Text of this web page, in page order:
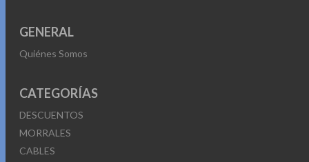
GENERAL
Quiénes Somos
CATEGORÍAS
DESCUENTOS
MORRALES
CABLES